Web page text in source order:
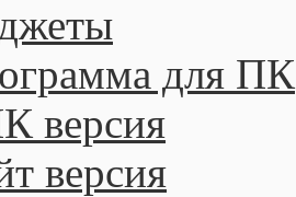
для ПК
версия
версия